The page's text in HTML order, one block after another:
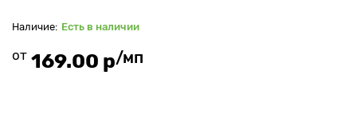
Есть в наличии
от 169.00 р/мп